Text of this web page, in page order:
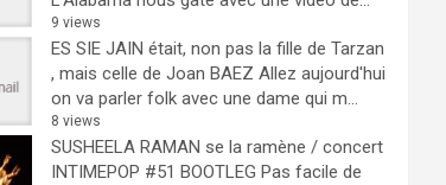
9 views
ES SIE JAIN était, non pas la fille de Tarzan
, mais celle de Joan BAEZ Allez aujourd'hui
on va parler folk avec une dame qui m...
8 views
SUSHEELA RAMAN se la ramène / concert
INTIMEPOP #51 BOOTLEG Pas facile de